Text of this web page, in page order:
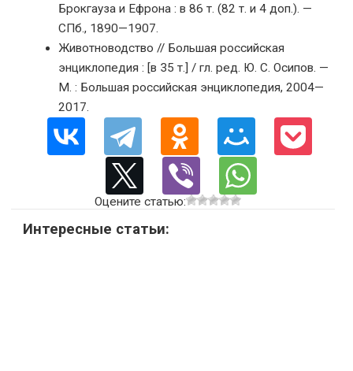
Брокгауза и Ефрона : в 86 т. (82 т. и 4 доп.). —
СПб., 1890—1907.
Животноводство // Большая российская
энциклопедия : [в 35 т.] / гл. ред. Ю. С. Осипов. —
М. : Большая российская энциклопедия, 2004—
2017.
Оцените статью:
Интересные статьи: